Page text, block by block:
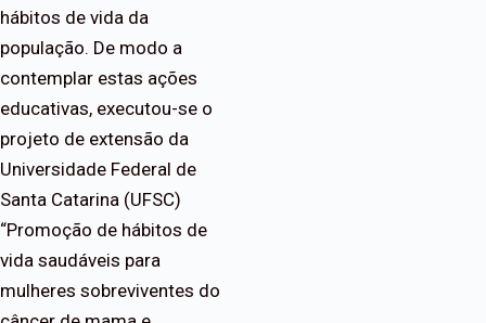
hábitos de vida da
população. De modo a
contemplar estas ações
educativas, executou-se o
projeto de extensão da
Universidade Federal de
Santa Catarina (UFSC)
“Promoção de hábitos de
vida saudáveis para
mulheres sobreviventes do